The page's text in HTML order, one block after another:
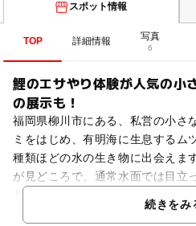
スポット情報
TOP 詳細情報 写真
6
鯉のエサやり体験が人気の小
の展示も！
福岡県柳川市にある、私営の小さ
ミをはじめ、有明海に生息するム
種類ほどの水の生き物に出会えま
が見どころで、通常水面では目立
続きをみ